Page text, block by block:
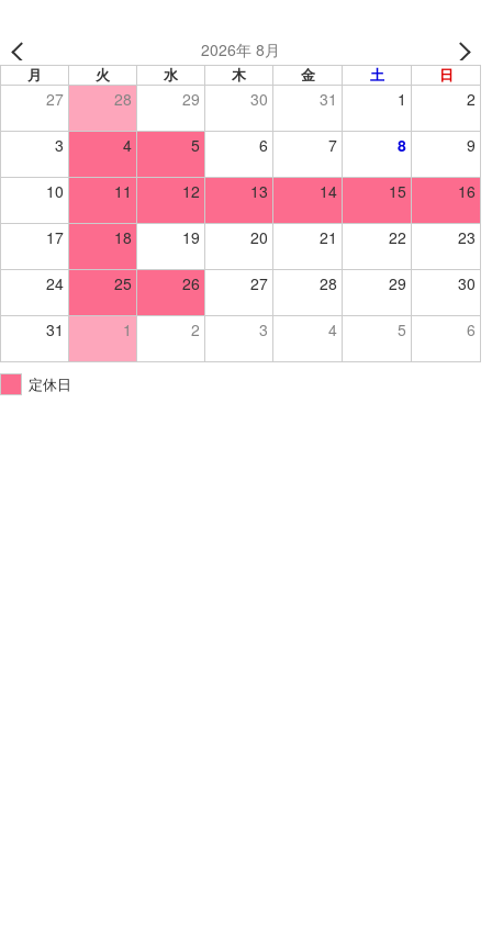
2026年 8月
月 火 水 木 金 土 日
27 28 29 30 31 1 2
3 4 5 6 7 8 9
10 11 12 13 14 15 16
17 18 19 20 21 22 23
24 25 26 27 28 29 30
31 1 2 3 4 5 6
定休日